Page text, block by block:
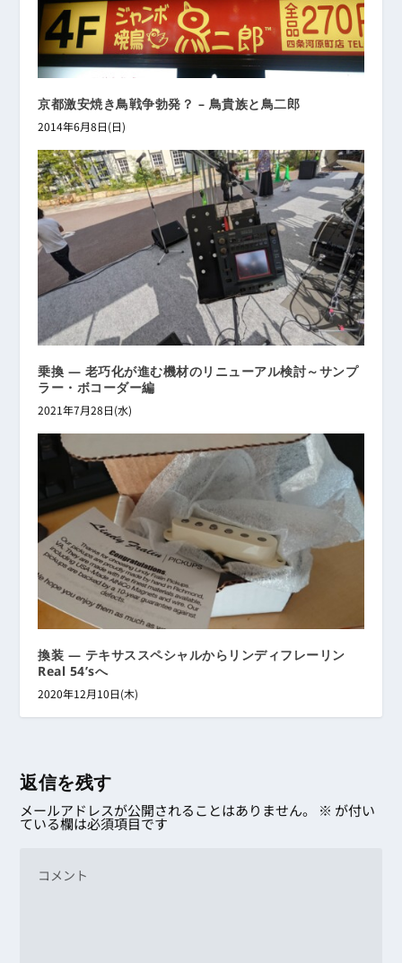
京都激安焼き鳥戦争勃発？ – 鳥貴族と鳥二郎
2014年6月8日(日)
乗換 ― 老巧化が進む機材のリニューアル検討～サンプ
ラー・ボコーダー編
2021年7月28日(水)
換装 ― テキサススペシャルからリンディフレーリン
Real 54’sへ
2020年12月10日(木)
返信を残す
メールアドレスが公開されることはありません。 ※ が付い
ている欄は必須項目です